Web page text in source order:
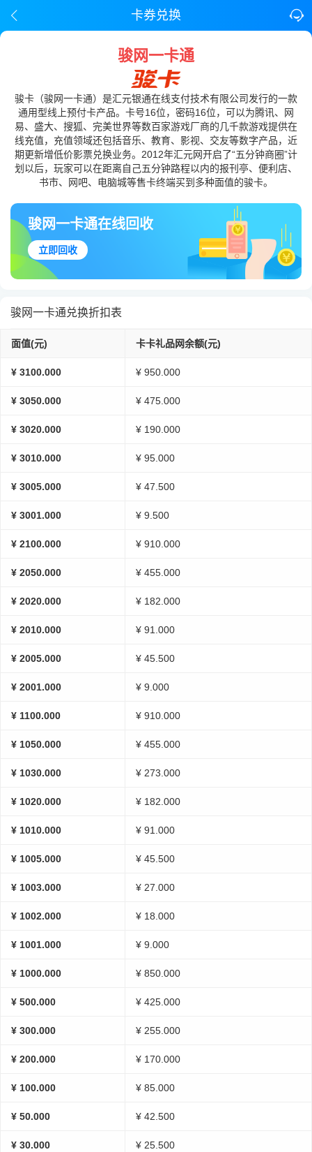
卡券兑换
骏网一卡通
骏卡（骏网一卡通）是汇元银通在线支付技术有限公司发行的一款
通用型线上预付卡产品。卡号16位，密码16位，可以为腾讯、网
易、盛大、搜狐、完美世界等数百家游戏厂商的几千款游戏提供在
线充值，充值领域还包括音乐、教育、影视、交友等数字产品，近
期更新增低价影票兑换业务。2012年汇元网开启了“五分钟商圈”计
划以后，玩家可以在距离自己五分钟路程以内的报刊亭、便利店、
书市、网吧、电脑城等售卡终端买到多种面值的骏卡。
骏网一卡通在线回收
立即回收
骏网一卡通兑换折扣表
面值(元) 卡卡礼品网余额(元)
¥ 3100.000 ¥ 950.000
¥ 3050.000 ¥ 475.000
¥ 3020.000 ¥ 190.000
¥ 3010.000 ¥ 95.000
¥ 3005.000 ¥ 47.500
¥ 3001.000 ¥ 9.500
¥ 2100.000 ¥ 910.000
¥ 2050.000 ¥ 455.000
¥ 2020.000 ¥ 182.000
¥ 2010.000 ¥ 91.000
¥ 2005.000 ¥ 45.500
¥ 2001.000 ¥ 9.000
¥ 1100.000 ¥ 910.000
¥ 1050.000 ¥ 455.000
¥ 1030.000 ¥ 273.000
¥ 1020.000 ¥ 182.000
¥ 1010.000 ¥ 91.000
¥ 1005.000 ¥ 45.500
¥ 1003.000 ¥ 27.000
¥ 1002.000 ¥ 18.000
¥ 1001.000 ¥ 9.000
¥ 1000.000 ¥ 850.000
¥ 500.000 ¥ 425.000
¥ 300.000 ¥ 255.000
¥ 200.000 ¥ 170.000
¥ 100.000 ¥ 85.000
¥ 50.000 ¥ 42.500
¥ 30.000 ¥ 25.500